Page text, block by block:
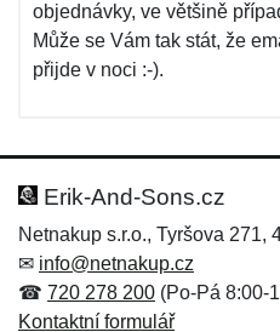
objednávky, ve většině
Může se Vám tak stát, že
přijde v noci :-).
Erik-And-Sons.cz
Netnakup s.r.o., Tyršova 271,
✉ info@netnakup.cz
☎ 720 278 200 (Po-Pá 8:00-
Kontaktní formulář